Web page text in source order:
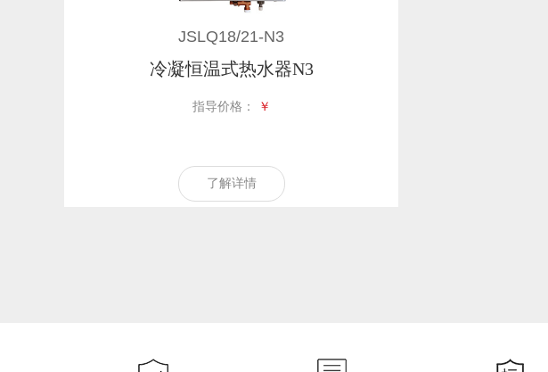
JSLQ18/21-N3
冷凝恒温式热水器N3
指导价格： ￥
了解详情